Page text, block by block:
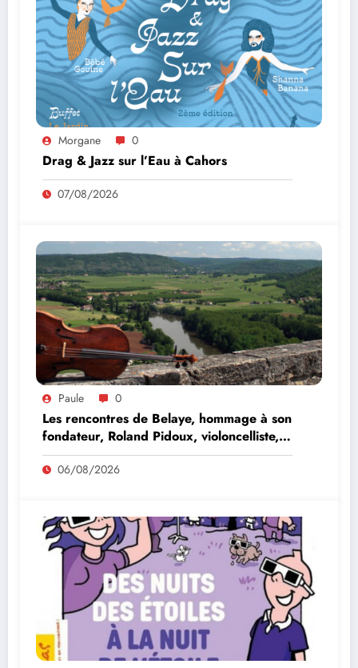
Morgane 0
Drag & Jazz sur l’Eau à Cahors
07/08/2026
Paule 0
Les rencontres de Belaye, hommage à son
fondateur, Roland Pidoux, violoncelliste,
le vendredi 07 août 2026
06/08/2026